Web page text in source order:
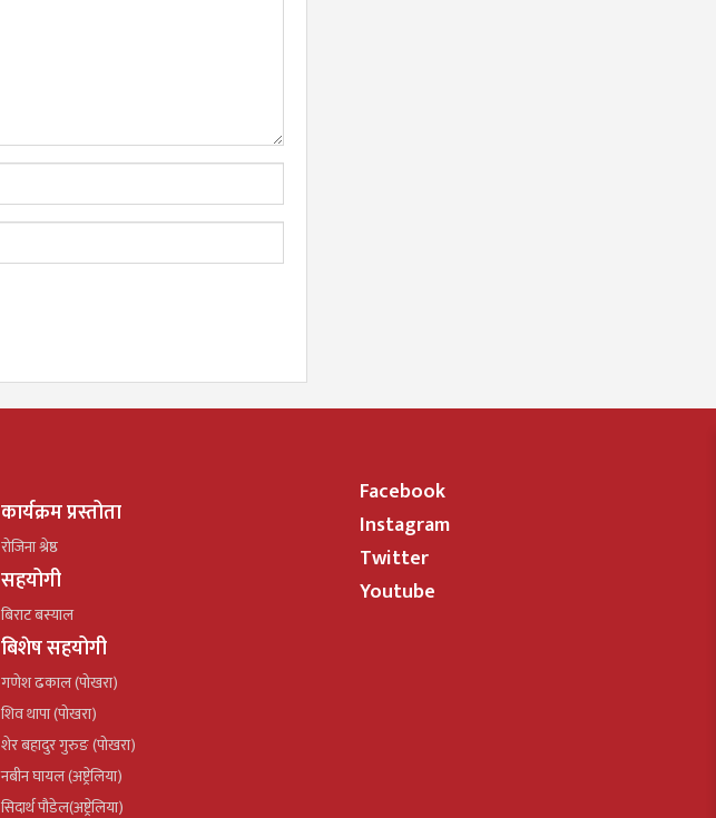
कार्यक्रम प्रस्तोता
रोजिना श्रेष्ठ
सहयोगी
बिराट बस्याल
बिशेष सहयोगी
गणेश ढकाल (पोखरा)
शिव थापा (पोखरा)
शेर बहादुर गुरुङ (पोखरा)
नबीन घायल (अष्ट्रेलिया)
सिदार्थ पौडेल(अष्ट्रेलिया)
Facebook
Instagram
Twitter
Youtube